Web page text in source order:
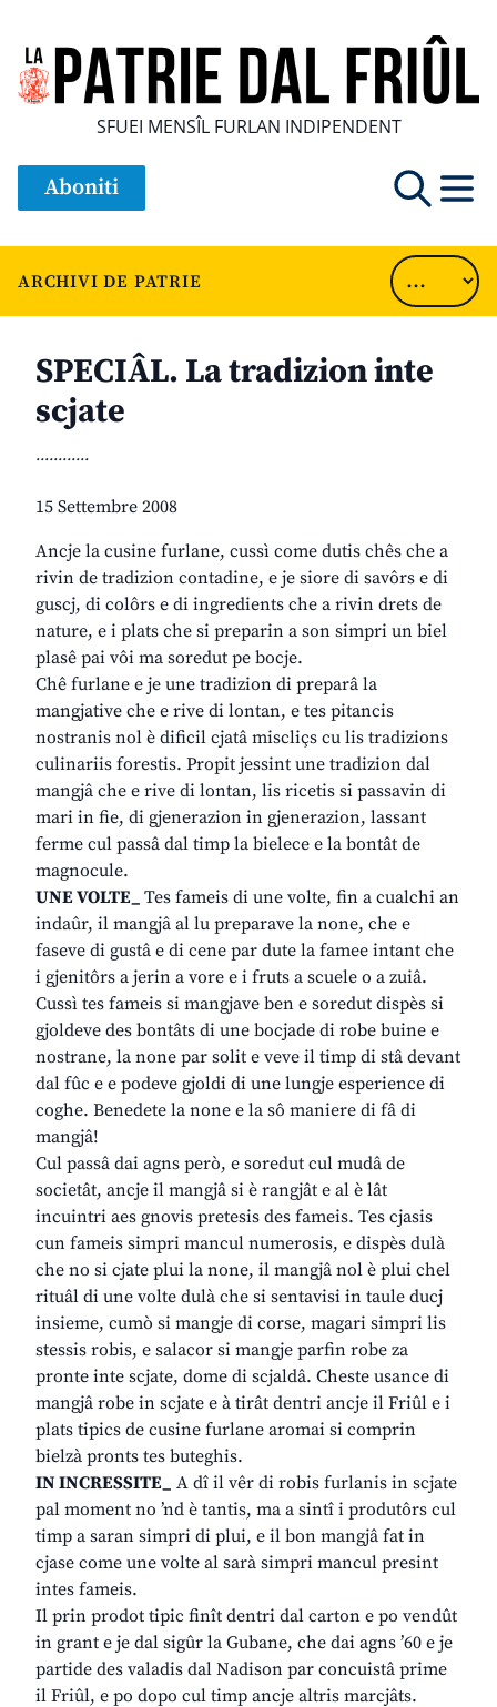
SFUEI MENSÎL FURLAN INDIPENDENT
Aboniti
ARCHIVI DE PATRIE
SPECIÂL. La tradizion inte
scjate
............
15 Settembre 2008
Ancje la cusine furlane, cussì come dutis chês che a
rivin de tradizion contadine, e je siore di savôrs e di
guscj, di colôrs e di ingredients che a rivin drets de
nature, e i plats che si preparin a son simpri un biel
plasê pai vôi ma soredut pe bocje.
Chê furlane e je une tradizion di preparâ la
mangjative che e rive di lontan, e tes pitancis
nostranis nol è dificil cjatâ miscliçs cu lis tradizions
culinariis forestis. Propit jessint une tradizion dal
mangjâ che e rive di lontan, lis ricetis si passavin di
mari in fie, di gjenerazion in gjenerazion, lassant
ferme cul passâ dal timp la bielece e la bontât de
magnocule.
UNE VOLTE_ Tes fameis di une volte, fin a cualchi an
indaûr, il mangjâ al lu preparave la none, che e
faseve di gustâ e di cene par dute la famee intant che
i gjenitôrs a jerin a vore e i fruts a scuele o a zuiâ.
Cussì tes fameis si mangjave ben e soredut dispès si
gjoldeve des bontâts di une bocjade di robe buine e
nostrane, la none par solit e veve il timp di stâ devant
dal fûc e e podeve gjoldi di une lungje esperience di
coghe. Benedete la none e la sô maniere di fâ di
mangjâ!
Cul passâ dai agns però, e soredut cul mudâ de
societât, ancje il mangjâ si è rangjât e al è lât
incuintri aes gnovis pretesis des fameis. Tes cjasis
cun fameis simpri mancul numerosis, e dispès dulà
che no si cjate plui la none, il mangjâ nol è plui chel
rituâl di une volte dulà che si sentavisi in taule ducj
insieme, cumò si mangje di corse, magari simpri lis
stessis robis, e salacor si mangje parfin robe za
pronte inte scjate, dome di scjaldâ. Cheste usance di
mangjâ robe in scjate e à tirât dentri ancje il Friûl e i
plats tipics de cusine furlane aromai si comprin
bielzà pronts tes buteghis.
IN INCRESSITE_ A dî il vêr di robis furlanis in scjate
pal moment no ’nd è tantis, ma a sintî i produtôrs cul
timp a saran simpri di plui, e il bon mangjâ fat in
cjase come une volte al sarà simpri mancul presint
intes fameis.
Il prin prodot tipic finît dentri dal carton e po vendût
in grant e je dal sigûr la Gubane, che dai agns ’60 e je
partide des valadis dal Nadison par concuistâ prime
il Friûl, e po dopo cul timp ancje altris marcjâts.